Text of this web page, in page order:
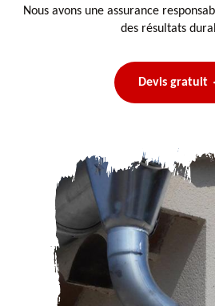
Nous avons une assurance
des résultats
Devis gratuit